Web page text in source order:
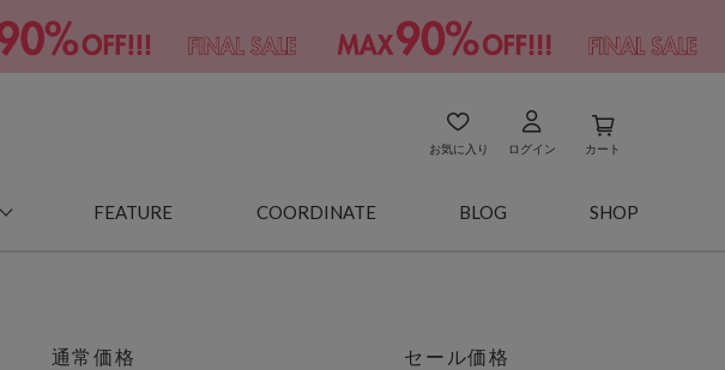
お気に入り ログイン カート
FEATURE COORDINATE BLOG SHOP
通常価格 セール価格